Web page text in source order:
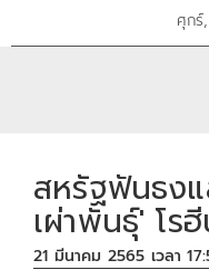
ศุกร์
สหรัฐฟันธง
เผ่าพันธุ์' โร
21 มีนาคม 2565 เวลา